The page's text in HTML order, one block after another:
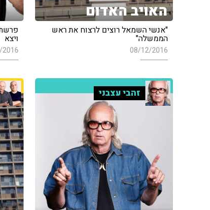
האויב האדום
"אנשי השמאל רוצים לרצוח את ראש
הממשלה"
08/12/2016
ויצא
זהבי עצבני